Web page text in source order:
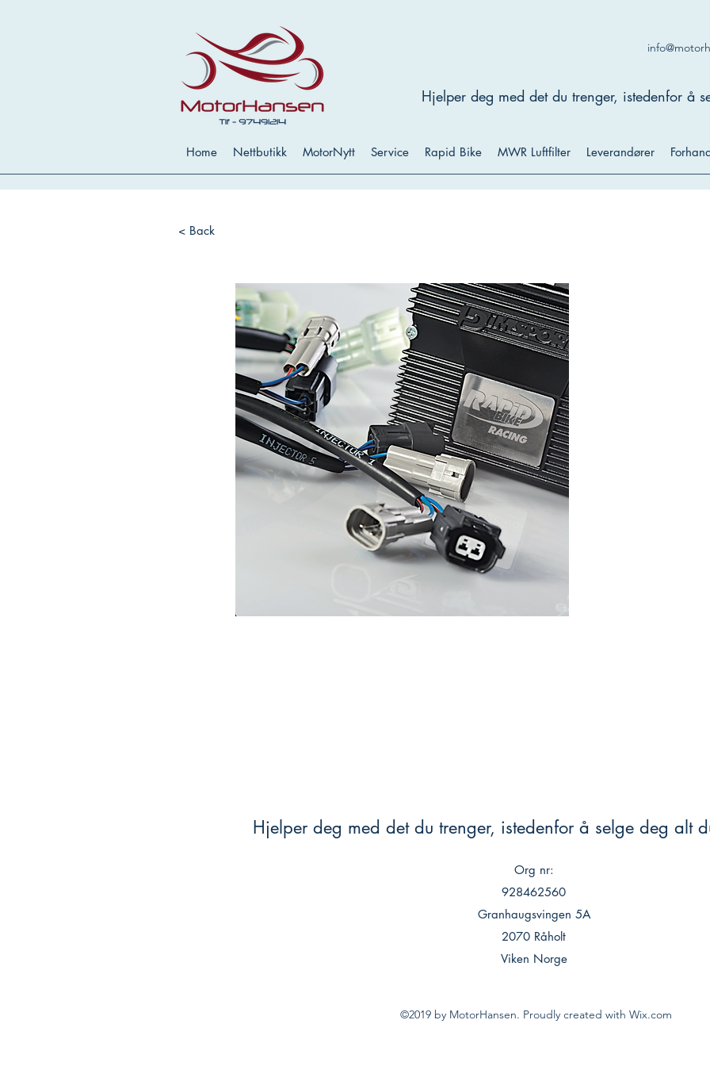
Hjelper deg med det du trenger, istedenfor å
Home Nettbutikk MotorNytt Service Rapid Bike MWR Luftfilter Leverandører
< Back
Hjelper deg med det du trenger, istedenfor å selge deg alt
Org nr:
928462560
Granhaugsvingen 5A
2070 Råholt
Viken Norge
©2019 by MotorHansen. Proudly created with Wix.com